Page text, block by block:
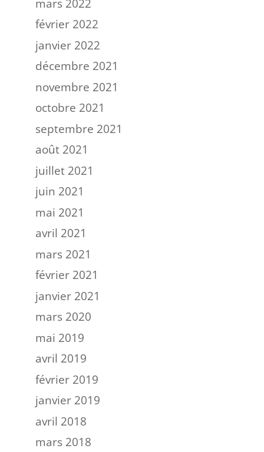
mars 2022
février 2022
janvier 2022
décembre 2021
novembre 2021
octobre 2021
septembre 2021
août 2021
juillet 2021
juin 2021
mai 2021
avril 2021
mars 2021
février 2021
janvier 2021
mars 2020
mai 2019
avril 2019
février 2019
janvier 2019
avril 2018
mars 2018